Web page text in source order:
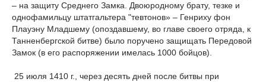
– на защиту Среднего Замка. Двоюродному брату, тезке и
однофамильцу штатгальтера "тевтонов» – Генриху фон
Плауэну Младшему (опоздавшему, во главе своего отряда, к
Танненбергской битве) было поручено защищать Передовой
Замок (в его распоряжении имелась 1000 бойцов).
25 июля 1410 г., через десять дней после битвы при